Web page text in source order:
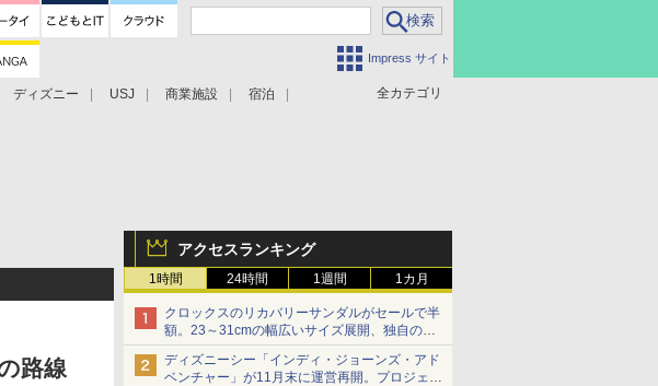
Impress サイト
全カテゴリ
ディズニー USJ 商業施設 宿泊
アクセスランキング
1時間 24時間 1週間 1カ月
クロックスのリカバリーサンダルがセールで半
額。23～31cmの幅広いサイズ展開、独自のク
ッション素材を採用
ディズニーシー「インディ・ジョーンズ・アド
ベンチャー」が11月末に運営再開。プロジェク
路線